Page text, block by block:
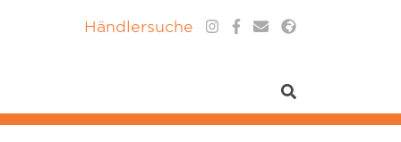
Händlersuche